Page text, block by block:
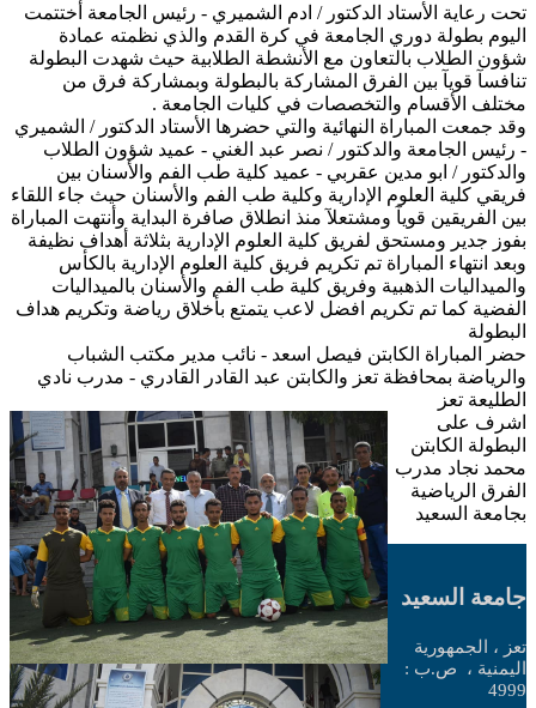
تحت رعاية الأستاد الدكتور / ادم الشميري - رئيس الجامعة أختتمت
اليوم بطولة دوري الجامعة في كرة القدم والذي نظمته عمادة
شؤون الطلاب بالتعاون مع الأنشطة الطلابية حيث شهدت البطولة
تنافسآ قويآ بين الفرق المشاركة بالبطولة وبمشاركة فرق من
مختلف الأقسام والتخصصات في كليات الجامعة .
وقد جمعت المباراة النهائية والتي حضرها الأستاد الدكتور / الشميري
- رئيس الجامعة والدكتور / نصر عبد الغني - عميد شؤون الطلاب
والدكتور / ابو مدين عقربي - عميد كلية طب الفم والأسنان بين
فريقي كلية العلوم الإدارية وكلية طب الفم والأسنان حيث جاء اللقاء
بين الفريقين قويآ ومشتعلآ منذ انطلاق صافرة البداية وأنتهت المباراة
بفوز جدير ومستحق لفريق كلية العلوم الإدارية بثلاثة أهداف نظيفة
وبعد انتهاء المباراة تم تكريم فريق كلية العلوم الإدارية بالكأس
والميداليات الذهبية وفريق كلية طب الفم والأسنان بالميداليات
الفضية كما تم تكريم افضل لاعب يتمتع بأخلاق رياضة وتكريم هداف
البطولة
حضر المباراة الكابتن فيصل اسعد - نائب مدير مكتب الشباب
والرياضة بمحافظة تعز والكابتن عبد القادر القادري - مدرب نادي
الطليعة تعز
اشرف على
البطولة الكابتن
محمد نجاد مدرب
الفرق الرياضية
بجامعة السعيد
جامعة السعيد
تعز ، الجمهورية
اليمنية ،
ص.ب :
4999